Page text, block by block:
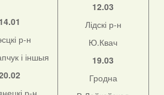
14.01
р-н
і іншыя
р-н
12.03
Лідскі р-н
Ю.Квач
19.03
Гродна